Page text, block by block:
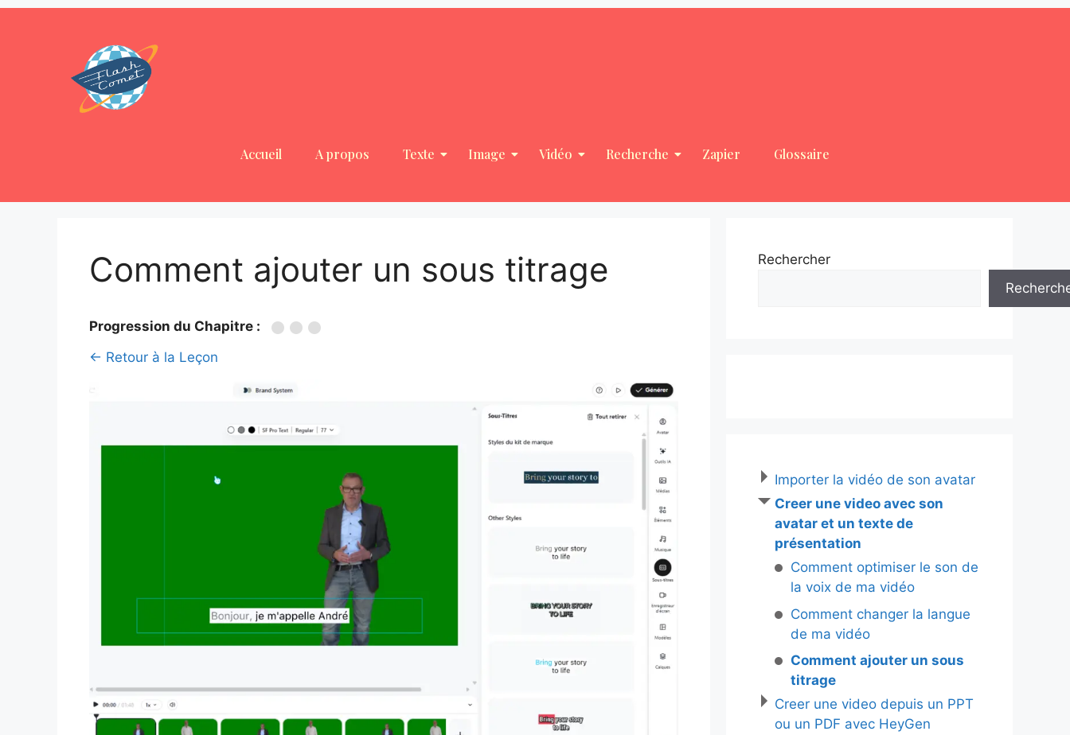
Accueil A propos Texte Image Vidéo Recherche Zapier Glossaire
Comment ajouter un sous titrage
Progression du Chapitre :
← Retour à la Leçon
Rechercher
Importer la vidéo de son avatar
Creer une video avec son
avatar et un texte de
présentation
Comment optimiser le son de
la voix de ma vidéo
Comment changer la langue
de ma vidéo
Comment ajouter un sous
titrage
Creer une video depuis un PPT
ou un PDF avec HeyGen